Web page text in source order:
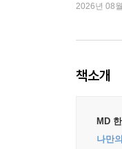
2026년 08
책소개
MD
나만